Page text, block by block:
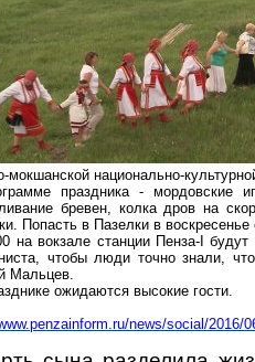
мокшанской национально-
праздника - мордовские
бревен, колка дров на
Попасть в Пазелки в
на вокзале станции Пенза- будут
чтобы люди точно знали,
Мальцев.
ожидаются высокие гости.
news/social/2016/